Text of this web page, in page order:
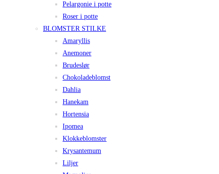
Pelargonie i potte
Roser i potte
BLOMSTER STILKE
Amaryllis
Anemoner
Brudeslør
Chokoladeblomst
Dahlia
Hanekam
Hortensia
Ipomea
Klokkeblomster
Krysantemum
Liljer